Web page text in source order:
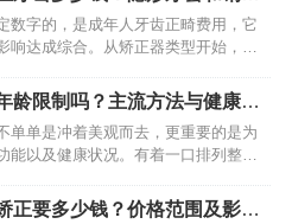
，及时去寻觅…
？
数字的，是成年人牙齿正畸费用，它
响达成综合。从矫正器类型开始，到
产生数千乃至数万元差异。了解这些
我们考虑正畸…
龄限制吗？主流方法与健康好
单单是冲着美观而去，更重要的是为
能以及健康状况。有着一口排列整齐
龋齿以及牙周病的出现。当下的正畸
正要多少钱？价格范围及影响